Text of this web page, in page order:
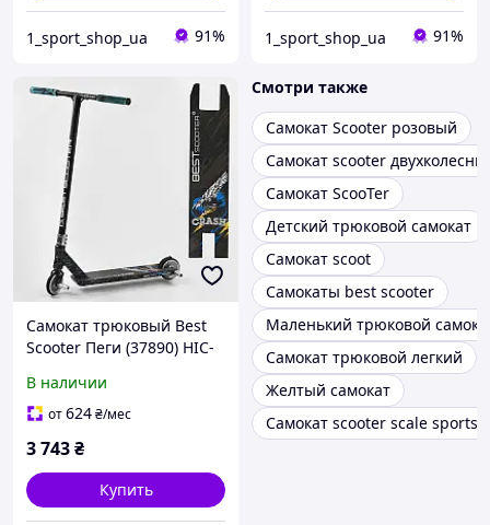
1_sport_shop_ua 91% 1_sport_shop_ua 91%
Самокат трюковый Best
Scooter Пеги (37890) HIC-
В наличии
от624₴/мес
3 743₴
Купить
Смотри также
Самокат Scooter розовый
Самокат scooter
Самокат ScooTer
Детский трюковой самокат
Самокат scoot
Самокаты best scooter
Маленький трюковой
Самокат трюковой легкий
Желтый самокат
Самокат scooter scale sports